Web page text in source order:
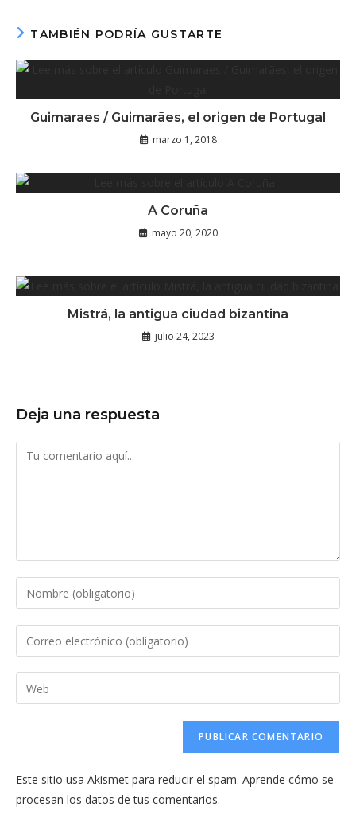
TAMBIÉN PODRÍA GUSTARTE
Guimaraes / Guimarães, el origen de Portugal
marzo 1, 2018
A Coruña
mayo 20, 2020
Mistrá, la antigua ciudad bizantina
julio 24, 2023
Deja una respuesta
Comentario
Introduce
tu
nombre
de
usuario
Introduce
tu
dirección
de
comentar
Introduce
la
web
(opcional)
Este sitio usa Akismet para reducir el spam. Aprende cómo se
procesan los datos de tus comentarios.